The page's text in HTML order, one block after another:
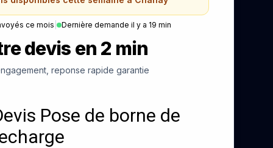
ce mois Dernière demande il y a 19 min
devis en 2 min
reponse rapide garantie
Pose de borne de